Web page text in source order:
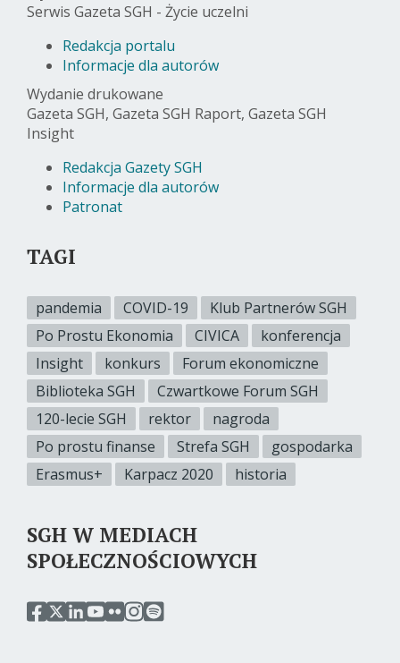
Serwis Gazeta SGH - Życie uczelni
Redakcja portalu
Informacje dla autorów
Wydanie drukowane
Gazeta SGH, Gazeta SGH Raport, Gazeta SGH
Insight
Redakcja Gazety SGH
Informacje dla autorów
Patronat
TAGI
pandemia COVID-19
Klub Partnerów SGH
Po Prostu Ekonomia
CIVICA
konferencja
Insight
konkurs
Forum ekonomiczne
Biblioteka SGH
Czwartkowe Forum SGH
120-lecie SGH
rektor
nagroda
Po prostu finanse
Strefa SGH
gospodarka
Erasmus+
Karpacz 2020 historia
SGH W MEDIACH
SPOŁECZNOŚCIOWYCH
przejdź
przejdź
przejdź
przejdź
przejdź
przejdźprzejdź